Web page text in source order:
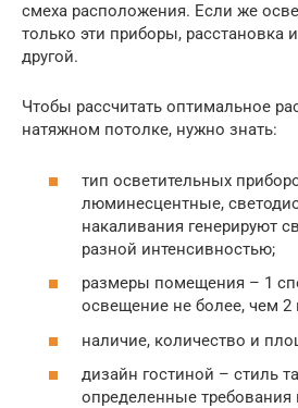
смеха расположения. Если же
только эти приборы, расстановка
другой.
Чтобы рассчитать оптимальное
натяжном потолке, нужно знать:
тип осветительных
люминесцентные,
накаливания генерируют
разной интенсивностью;
размеры помещения – 1
освещение не более, чем
наличие, количество и
дизайн гостиной – стиль
определенные